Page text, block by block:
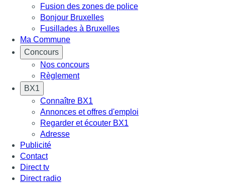
Fusion des zones de police
Bonjour Bruxelles
Fusillades à Bruxelles
Ma Commune
Concours
Nos concours
Règlement
BX1
Connaître BX1
Annonces et offres d'emploi
Regarder et écouter BX1
Adresse
Publicité
Contact
Direct tv
Direct radio